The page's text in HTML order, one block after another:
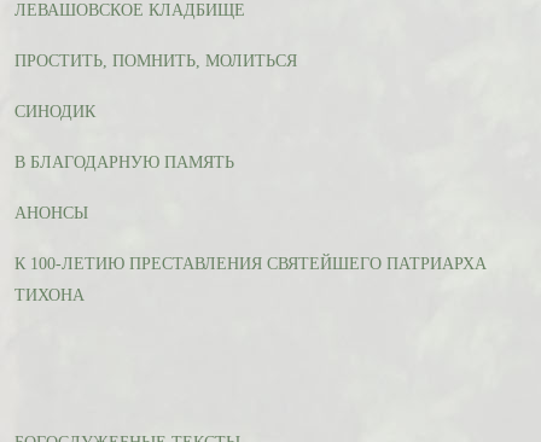
ЛЕВАШОВСКОЕ КЛАДБИЩЕ
ПРОСТИТЬ, ПОМНИТЬ, МОЛИТЬСЯ
СИНОДИК
В БЛАГОДАРНУЮ ПАМЯТЬ
АНОНСЫ
К 100-ЛЕТИЮ ПРЕСТАВЛЕНИЯ СВЯТЕЙШЕГО ПАТРИАРХА
ТИХОНА